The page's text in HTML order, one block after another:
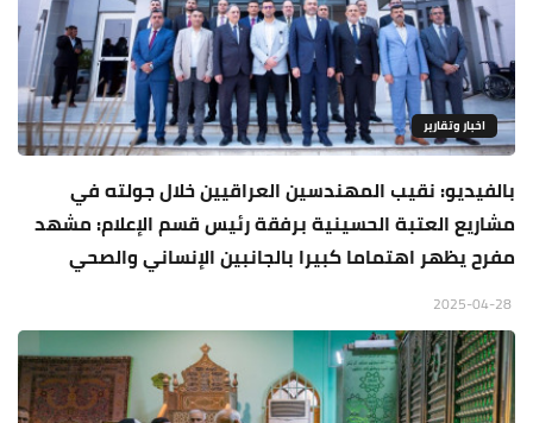
اخبار وتقارير
بالفيديو: نقيب المهندسين العراقيين خلال جولته في
مشاريع العتبة الحسينية برفقة رئيس قسم الإعلام: مشهد
مفرح يظهر اهتماما كبيرا بالجانبين الإنساني والصحي